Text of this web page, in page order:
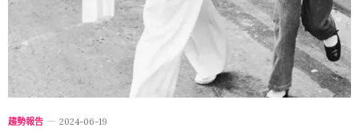
趨勢報告 2024-06-19